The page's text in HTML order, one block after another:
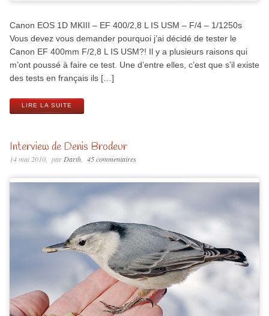
Canon EOS 1D MKIII – EF 400/2,8 L IS USM – F/4 – 1/1250s
Vous devez vous demander pourquoi j’ai décidé de tester le
Canon EF 400mm F/2,8 L IS USM?! Il y a plusieurs raisons qui
m’ont poussé à faire ce test. Une d’entre elles, c’est que s’il existe
des tests en français ils […]
LIRE LA SUITE
Interview de Denis Brodeur
14 mai 2010 parDarth 45 commentaires